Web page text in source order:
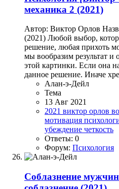
механика 2 (2021)
Автор: Виктор Орлов
(2021) Любой выбор,
решение, любая прихоть
мы вообразим результат и
этой картинки. Если она
данное решение. Иначе
Алан-э-Дейл
Тема
13 Авг 2021
2021 виктор орлов
мотивация
убеждение четкость
Ответы: 0
Форум: Психология
Соблазнение мужчин